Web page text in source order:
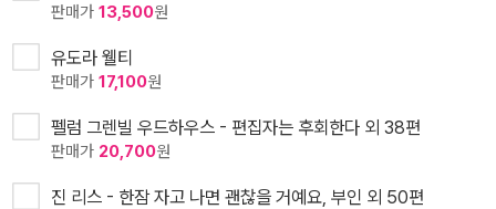
판매가 13,500원
유도라 웰티
판매가 17,100원
펠럼 그렌빌 우드하우스 - 편집자는 후회한다 외 38편
판매가 20,700원
진 리스 - 한잠 자고 나면 괜찮을 거예요, 부인 외 50편